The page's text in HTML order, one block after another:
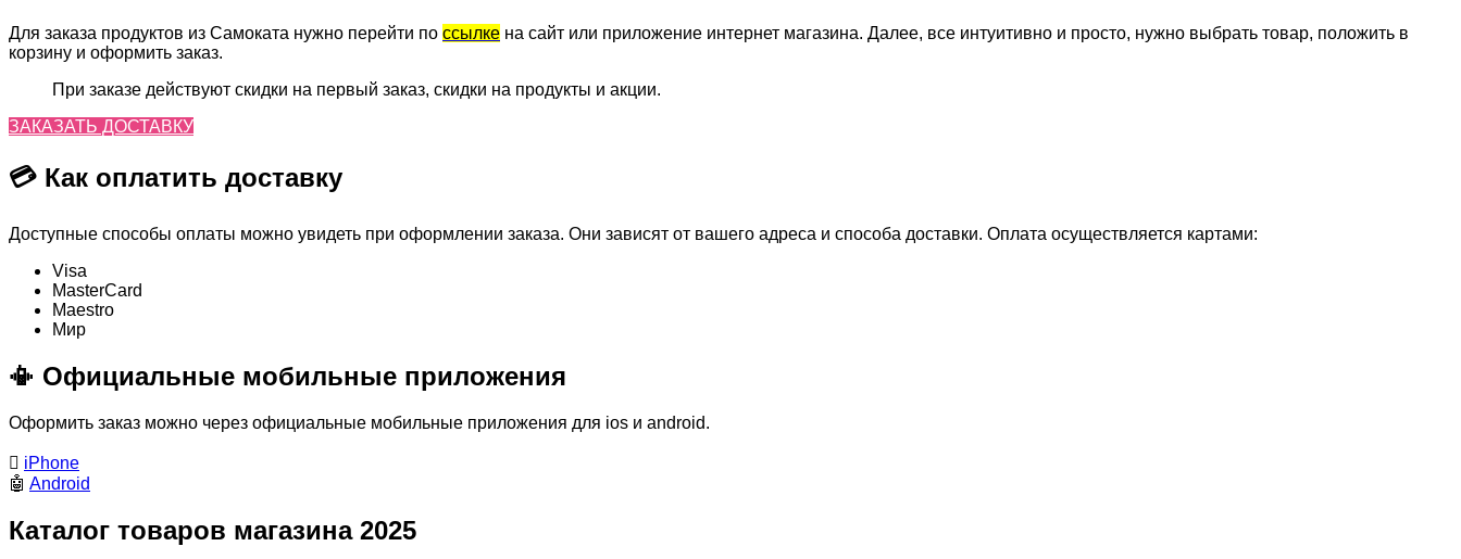
Для заказа продуктов из Самоката нужно перейти по ссылке на сайт или приложение интернет магазина. Далее, все интуитивно и просто, нужно выбрать товар, положить в
корзину и оформить заказ.
При заказе действуют скидки на первый заказ, скидки на продукты и акции.
ЗАКАЗАТЬ ДОСТАВКУ
💳 Как оплатить доставку
Доступные способы оплаты можно увидеть при оформлении заказа. Они зависят от вашего адреса и способа доставки. Оплата осуществляется картами:
Visa
MasterСard
Maestro
Мир
📳 Официальные мобильные приложения
Оформить заказ можно через официальные мобильные приложения для ios и android.
 iPhone
🤖 Android
Каталог товаров магазина 2025